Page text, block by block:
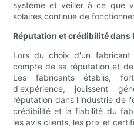
système et veiller à ce que
solaires continue de
Réputation et crédibilité
Lors du choix d'un fabricant
compte de sa réputation et
Les fabricants établis,
d'expérience, jouissent
réputation dans l'industrie de
crédibilité et la fiabilité du
les avis clients, les prix et